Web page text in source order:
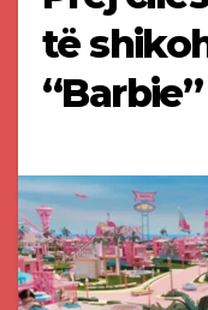
të
“Barbie”